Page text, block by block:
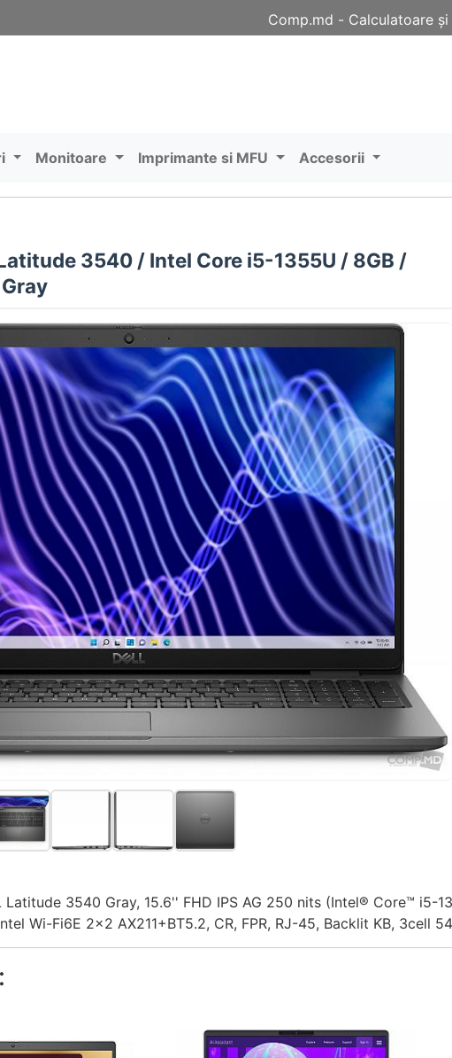
Comp.md - Сalculatoare
Monitoare Imprimante si MFU Accesorii
3540 / Intel Core i5-1355U / 8GB /
Latitude 3540 Gray, 15.6'' FHD IPS AG 250 nits (Intel® Core™ i5-
Wi-Fi6E 2x2 AX211+BT5.2, CR, FPR, RJ-45, Backlit KB, 3cell